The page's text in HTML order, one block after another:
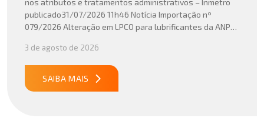
publicado31/07/2026 11h46 Notícia Importação nº
079/2026 Alteração em LPCO para lubrificantes da ANP
078/2026 Atualização do cálculo do Imposto de
Importação no Acordo Mercosul – União Europeia
publicado29/07/2026 18h47 Notícia PUBLICADO DOU
31/07/26 ATO CONJUNTO RFB/CGIBS Nº […]
3 de agosto de 2026
SAIBA MAIS